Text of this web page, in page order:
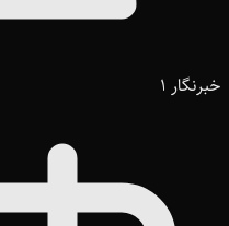
خبرنگار 1